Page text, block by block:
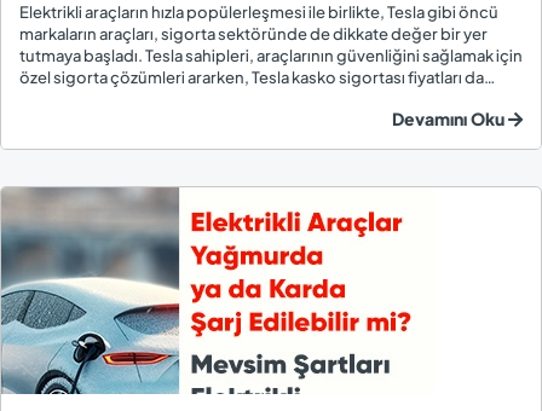
Elektrikli araçların hızla popülerleşmesi ile birlikte, Tesla gibi öncü
markaların araçları, sigorta sektöründe de dikkate değer bir yer
tutmaya başladı. Tesla sahipleri, araçlarının güvenliğini sağlamak için
özel sigorta çözümleri ararken, Tesla kasko sigortası fiyatları da
Devamını Oku